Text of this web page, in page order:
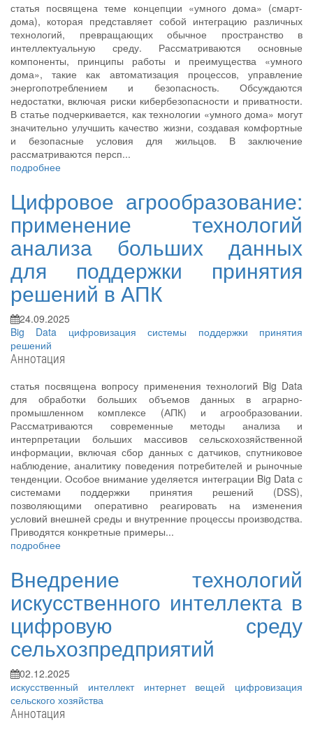
статья посвящена теме концепции «умного дома» (смарт-
дома), которая представляет собой интеграцию различных
технологий, превращающих обычное пространство в
интеллектуальную среду. Рассматриваются основные
компоненты, принципы работы и преимущества «умного
дома», такие как автоматизация процессов, управление
энергопотреблением и безопасность. Обсуждаются
недостатки, включая риски кибербезопасности и приватности.
В статье подчеркивается, как технологии «умного дома» могут
значительно улучшить качество жизни, создавая комфортные
и безопасные условия для жильцов. В заключение
рассматриваются персп...
подробнее
Цифровое агрообразование:
применение технологий
анализа больших данных
для поддержки принятия
решений в АПК
24.09.2025
Big Data цифровизациясистемы поддержки принятия
решений
Аннотация
статья посвящена вопросу применения технологий Big Data
для обработки больших объемов данных в аграрно-
промышленном комплексе (АПК) и агрообразовании.
Рассматриваются современные методы анализа и
интерпретации больших массивов сельскохозяйственной
информации, включая сбор данных с датчиков, спутниковое
наблюдение, аналитику поведения потребителей и рыночные
тенденции. Особое внимание уделяется интеграции Big Data с
системами поддержки принятия решений (DSS),
позволяющими оперативно реагировать на изменения
условий внешней среды и внутренние процессы производства.
Приводятся конкретные примеры...
подробнее
Внедрение технологий
искусственного интеллекта в
цифровую среду
сельхозпредприятий
02.12.2025
искусственный интеллект интернет вещей цифровизация
сельского хозяйства
Аннотация